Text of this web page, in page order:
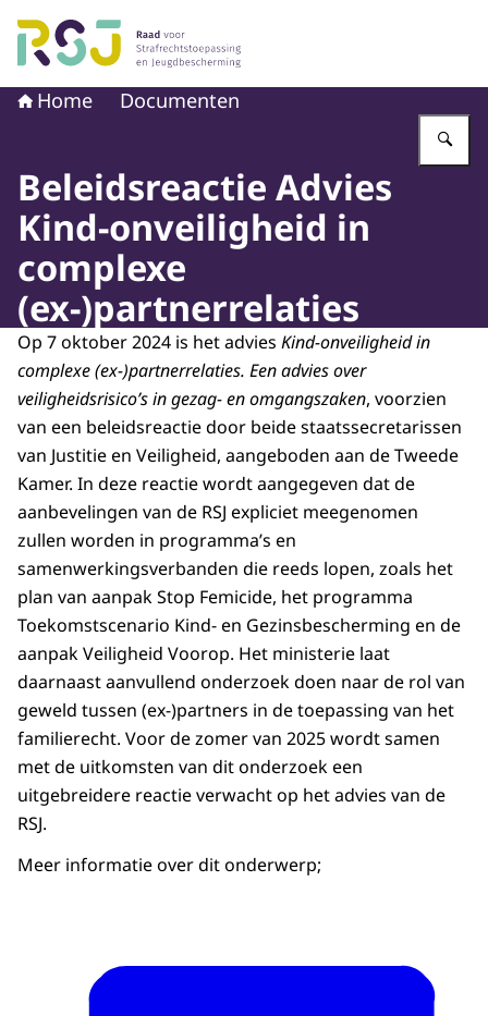
Naar de homepage van Raad voor
Home Documenten
Beleidsreactie Advies
Kind-onveiligheid in
complexe
(ex-)partnerrelaties
Op 7 oktober 2024 is het advies Kind-onveiligheid in
complexe (ex-)partnerrelaties. Een advies over
veiligheidsrisico’s in gezag- en omgangszaken, voorzien
van een beleidsreactie door beide staatssecretarissen
van Justitie en Veiligheid, aangeboden aan de Tweede
Kamer. In deze reactie wordt aangegeven dat de
aanbevelingen van de RSJ expliciet meegenomen
zullen worden in programma’s en
samenwerkingsverbanden die reeds lopen, zoals het
plan van aanpak Stop Femicide, het programma
Toekomstscenario Kind- en Gezinsbescherming en de
aanpak Veiligheid Voorop. Het ministerie laat
daarnaast aanvullend onderzoek doen naar de rol van
geweld tussen (ex-)partners in de toepassing van het
familierecht. Voor de zomer van 2025 wordt samen
met de uitkomsten van dit onderzoek een
uitgebreidere reactie verwacht op het advies van de
RSJ.
Meer informatie over dit onderwerp;